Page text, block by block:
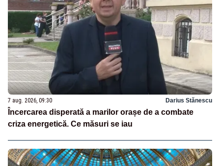
7 aug. 2026, 09:30 Darius Stănescu
Încercarea disperată a marilor orașe de a combate
criza energetică. Ce măsuri se iau